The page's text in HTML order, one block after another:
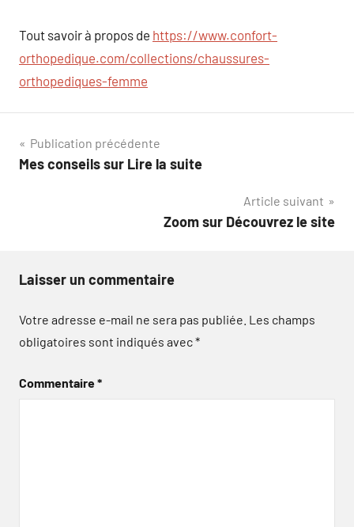
Tout savoir à propos de https://www.confort-
orthopedique.com/collections/chaussures-
orthopediques-femme
Navigation
de
Publication précédente
Mes conseils sur Lire la suite
Article suivant
Zoom sur Découvrez le site
Laisser un commentaire
Votre adresse e-mail ne sera pas publiée. Les champs
obligatoires sont indiqués avec*
Commentaire*